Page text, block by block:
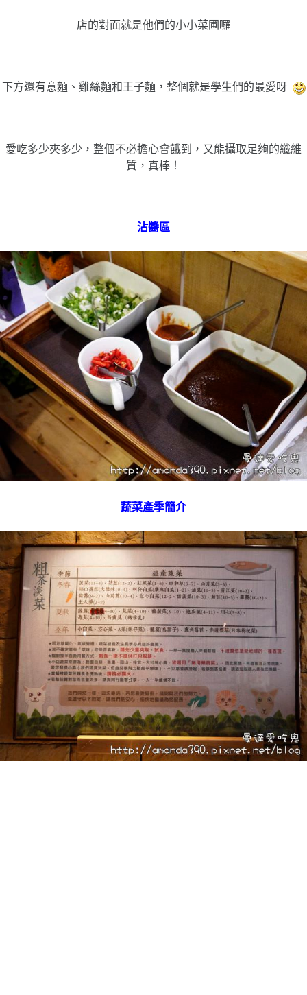
店的對面就是他們的小小菜圃囉
下方還有意麵、雞絲麵和王子麵，整個就是學生們的最愛呀
愛吃多少夾多少，整個不必擔心會餓到，又能攝取足夠的纖維
質，真棒！
沾醬區
蔬菜產季簡介